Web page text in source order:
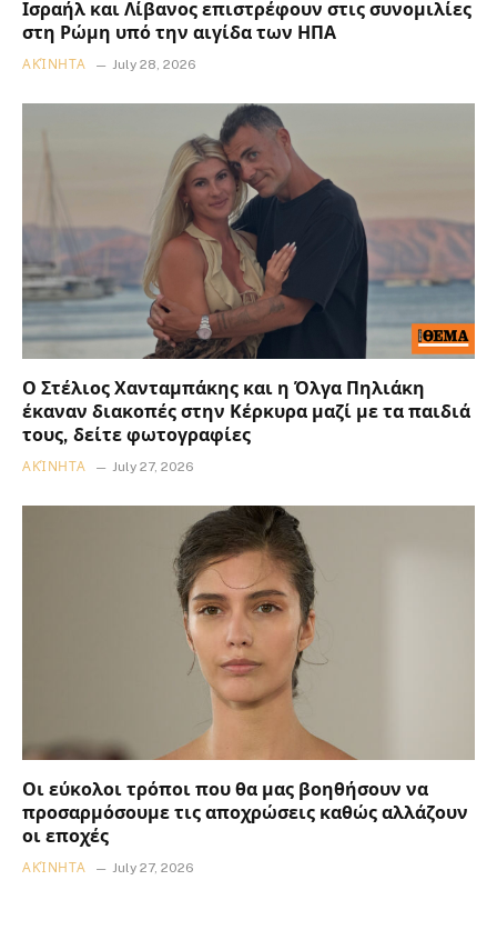
Ισραήλ και Λίβανος επιστρέφουν στις συνομιλίες
στη Ρώμη υπό την αιγίδα των ΗΠΑ
ΑΚΊΝΗΤΑ July 28, 2026
Ο Στέλιος Χανταμπάκης και η Όλγα Πηλιάκη
έκαναν διακοπές στην Κέρκυρα μαζί με τα παιδιά
τους, δείτε φωτογραφίες
ΑΚΊΝΗΤΑ July 27, 2026
Οι εύκολοι τρόποι που θα μας βοηθήσουν να
προσαρμόσουμε τις αποχρώσεις καθώς αλλάζουν
οι εποχές
ΑΚΊΝΗΤΑ July 27, 2026